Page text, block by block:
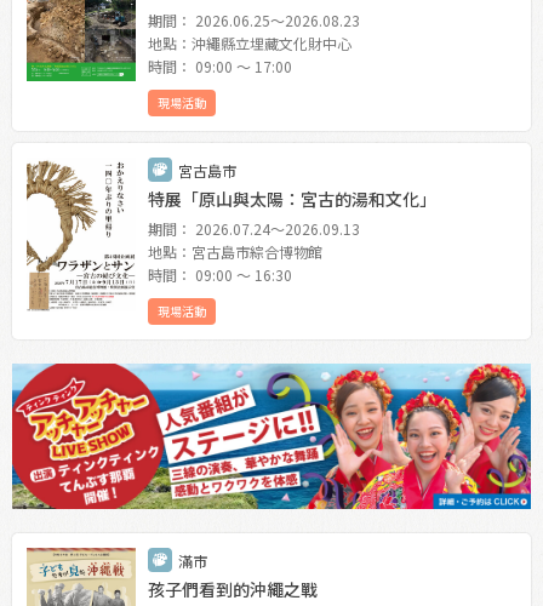
期間： 2026.06.25〜2026.08.23
地點：沖繩縣立埋藏文化財中心
時間： 09:00 〜 17:00
現場活動
宮古島市
特展「原山與太陽：宮古的湯和文化」
期間： 2026.07.24〜2026.09.13
地點：宮古島市綜合博物館
時間： 09:00 〜 16:30
現場活動
滿市
孩子們看到的沖繩之戰